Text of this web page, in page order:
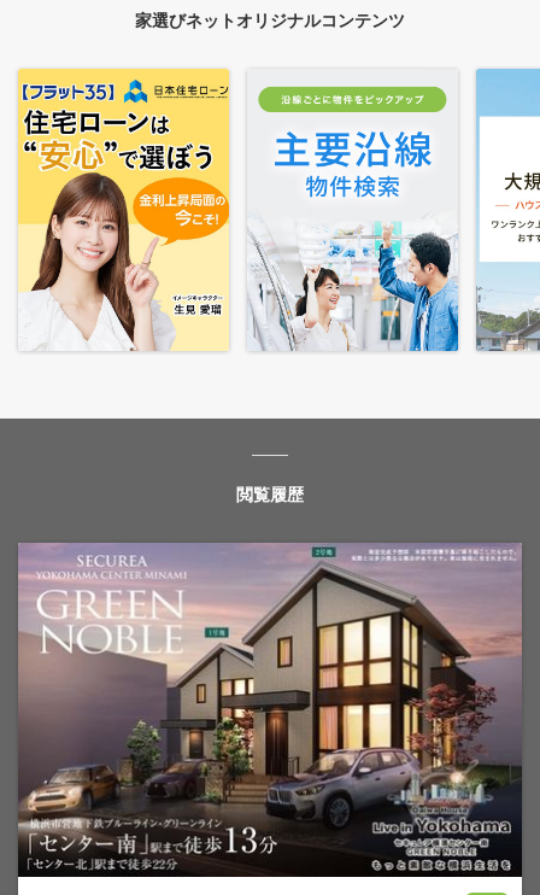
家選びネットオリジナルコンテンツ
閲覧履歴